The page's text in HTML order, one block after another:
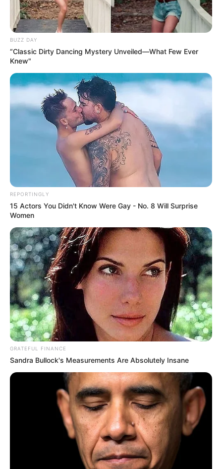
dieses berühmten Stromes.
Die im Westen von Nordrhein-Westfalen
angrenzende flache Region des
Rheinlandesam Niederrhein gehört mit ihren regionalen
Eigenheiten ebenfalls zu den beliebten Urlaubs- und
Reisezielen in Deutschland.
Ferienwohnungen, Ferienhäuser und Unterkünfte gibt
es unterwww.tourist-online.de
Kauf- und Lesetipps: Reiseführer Rhein
Generäle mit Knüppeln gegenseitig erschlagen würden,
statt mit ihren Herdenarmeen so viele andere Menschen
zu ermorden?
weitere Kalauer
Quermania folgen: Impressum & Kontakt
Smartphone Startseite
BUZZ DAY
“Classic Dirty Dancing Mystery Unveiled—What Few Ever
Knew"
REPORTINGLY
15 Actors You Didn't Know Were Gay - No. 8 Will Surprise
Women
GRATEFUL FINANCE
Sandra Bullock's Measurements Are Absolutely Insane